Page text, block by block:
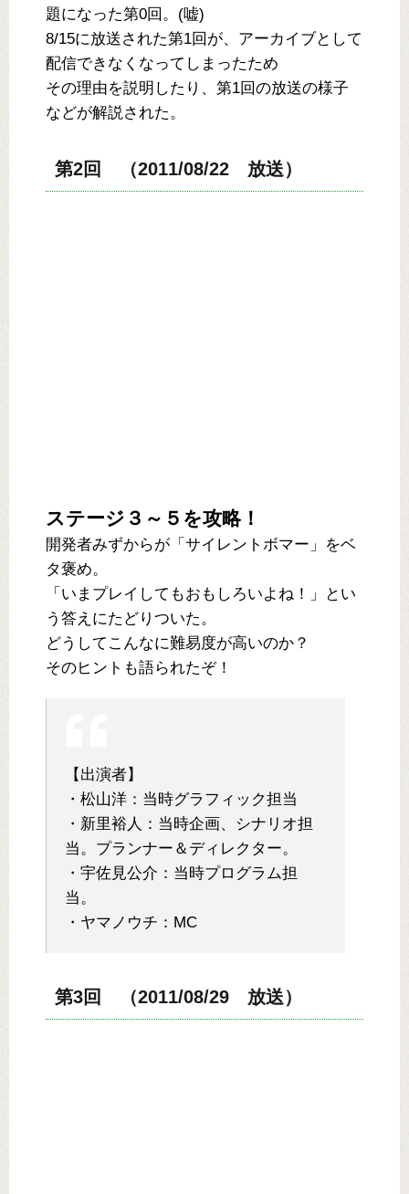
題になった第0回。(嘘)
8/15に放送された第1回が、アーカイブとして
配信できなくなってしまったため
その理由を説明したり、第1回の放送の様子
などが解説された。
第2回 （2011/08/22 放送）
ステージ３～５を攻略！
開発者みずからが「サイレントボマー」をベ
タ褒め。
「いまプレイしてもおもしろいよね！」とい
う答えにたどりついた。
どうしてこんなに難易度が高いのか？
そのヒントも語られたぞ！
【出演者】
・松山洋：当時グラフィック担当
・新里裕人：当時企画、シナリオ担
当。プランナー＆ディレクター。
・宇佐見公介：当時プログラム担
当。
・ヤマノウチ：MC
第3回 （2011/08/29 放送）